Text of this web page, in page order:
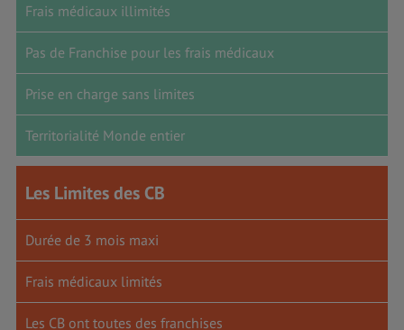
Frais médicaux illimités
Pas de Franchise pour les frais médicaux
Prise en charge sans limites
Territorialité Monde entier
Les Limites des CB
Durée de 3 mois maxi
Frais médicaux limités
Les CB ont toutes des franchises